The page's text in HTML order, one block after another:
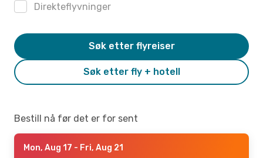
Direkteflyvninger
Søk etter fly + hotell
Søk etter flyreiser
Bestill nå før det er for sent
Mon, Aug 17 - Fri, Aug 21